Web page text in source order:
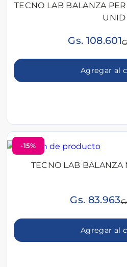
TECNO LAB BALANZA
UNID
Gs. 108.601
Agregar al
-15%
TECNO LAB
Gs. 83.963
Agregar al